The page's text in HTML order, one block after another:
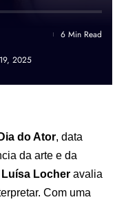
2025
6 Min Read
Dia do Ator, data
da arte e da
Luísa Locher avalia
Com uma